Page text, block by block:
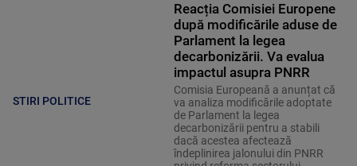
STIRI POLITICE
Reacția Comisiei Europene
după modificările aduse de
Parlament la legea
decarbonizării. Va evalua
impactul asupra PNRR
Comisia Europeană a anunțat că
va analiza modificările adoptate
de Parlament la legea
decarbonizării pentru a stabili
dacă acestea afectează
îndeplinirea jalonului din PNRR